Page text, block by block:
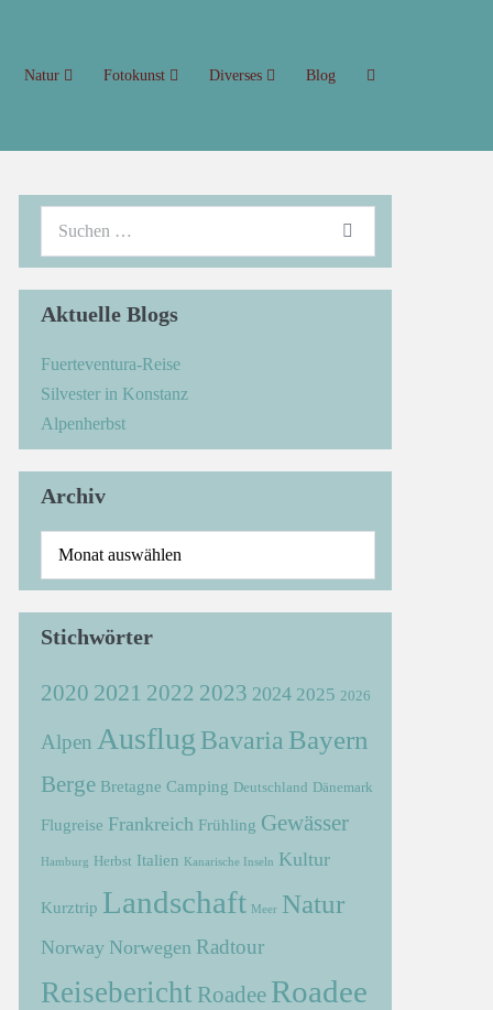
Natur Fotokunst Diverses Blog
Aktuelle Blogs
Fuerteventura-Reise
Silvester in Konstanz
Alpenherbst
Archiv
Stichwörter
2020 2021 2022 2023 2024 2025 2026
Alpen Ausflug Bavaria Bayern
Berge Bretagne Camping Deutschland Dänemark
Flugreise Frankreich Frühling Gewässer
Hamburg Herbst Italien Kanarische Inseln Kultur
Kurztrip Landschaft Meer Natur
Norway Norwegen Radtour
Reisebericht Roadee Roadee